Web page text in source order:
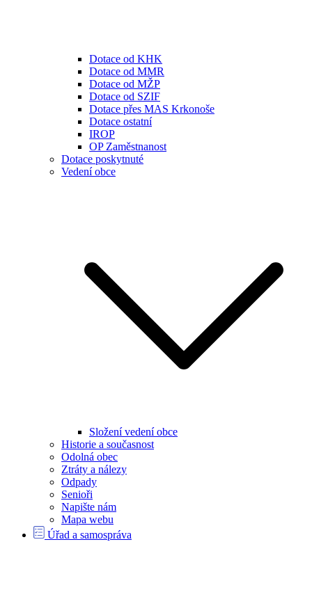
Dotace od KHK
Dotace od MMR
Dotace od MŽP
Dotace od SZIF
Dotace přes MAS Krkonoše
Dotace ostatní
IROP
OP Zaměstnanost
Dotace poskytnuté
Vedení obce
Složení vedení obce
Historie a současnost
Odolná obec
Ztráty a nálezy
Odpady
Senioři
Napište nám
Mapa webu
Úřad a samospráva